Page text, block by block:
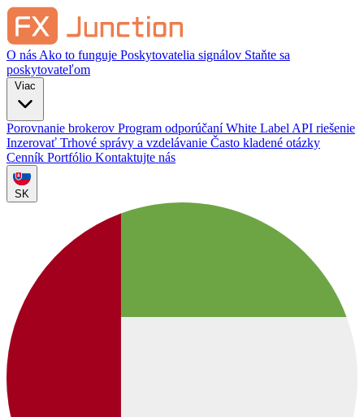
O nás Ako to funguje Poskytovatelia signálov Staňte sa
poskytovateľom
Porovnanie brokerov Program odporúčaníWhite Label API riešenie
Inzerovať Trhové správy a vzdelávanie Často kladené otázky
Cenník Portfólio Kontaktujte nás
SK